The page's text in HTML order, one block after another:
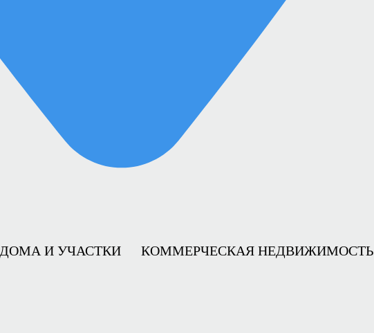
ДОМА И УЧАСТКИ КОММЕРЧЕСКАЯ НЕДВИЖИМОСТЬ